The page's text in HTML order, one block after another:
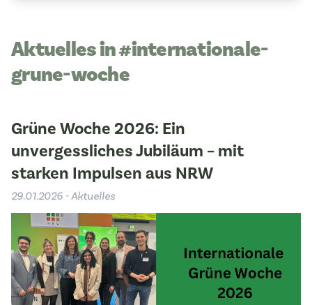
Aktuelles in #internationale-
grune-woche
Grüne Woche 2026: Ein
unvergessliches Jubiläum – mit
starken Impulsen aus NRW
29.01.2026 - Aktuelles